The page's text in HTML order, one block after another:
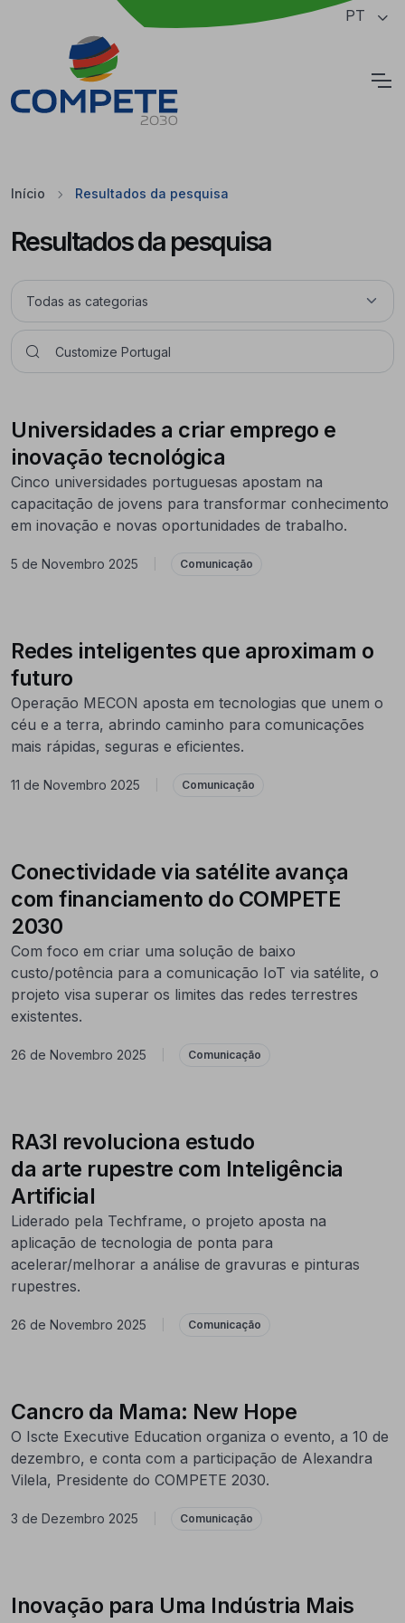
Saltar para o conteúdo principal da página PT
Início Resultados da pesquisa
Resultados da pesquisa
Universidades a criar emprego e
inovação tecnológica
Cinco universidades portuguesas apostam na
capacitação de jovens para transformar conhecimento
em inovação e novas oportunidades de trabalho.
5 de Novembro 2025 Comunicação
Redes inteligentes que aproximam o
futuro
Operação MECON aposta em tecnologias que unem o
céu e a terra, abrindo caminho para comunicações
mais rápidas, seguras e eficientes.
11 de Novembro 2025 Comunicação
Conectividade via satélite avança
com financiamento do COMPETE
2030
Com foco em criar uma solução de baixo
custo/potência para a comunicação IoT via satélite, o
projeto visa superar os limites das redes terrestres
existentes.
26 de Novembro 2025 Comunicação
RA3I revoluciona estudo
da arte rupestre com Inteligência
Artificial
Liderado pela Techframe, o projeto aposta na
aplicação de tecnologia de ponta para
acelerar/melhorar a análise de gravuras e pinturas
rupestres.
26 de Novembro 2025 Comunicação
Cancro da Mama: New Hope
O Iscte Executive Education organiza o evento, a 10 de
dezembro, e conta com a participação de Alexandra
Vilela, Presidente do COMPETE 2030.
3 de Dezembro 2025 Comunicação
Inovação para Uma Indústria Mais